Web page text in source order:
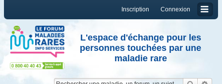
Connexion
Inscription
L'espace d'échange pour les
personnes touchées par une
maladie rare